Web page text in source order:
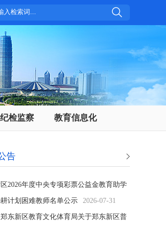
纪检监察 教育信息化
告
2026年度中央专项彩票公益金教育助学
计划困难教师名单公示 2026-07-31
东新区教育文化体育局关于郑东新区普